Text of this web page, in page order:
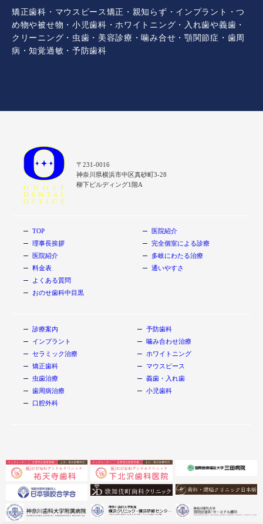
矯正歯科・マウスピース矯正・親知らず・インプラント・つ
め物や被せ物・小児歯科・ホワイトニング・入れ歯や義歯・
クリーニング・虫歯・美容診療・噛み合せ・顎関節症・歯周
病・知覚過敏・予防歯科
〒231-0016
神奈川県横浜市中区真砂町3-28
柳下ビルディング1階A
TOP
理事長挨拶
医院紹介
料金表
よくある質問
おのせ歯科中目黒
医院紹介
完全個室による診療
多岐にわたる治療
通いやすさ
診療案内
インプラント
セラミック治療
矯正歯科
虫歯治療
歯周病治療
口腔外科
予防歯科
噛み合わせ治療
ホワイトニング
マウスピース
義歯・入れ歯
小児歯科